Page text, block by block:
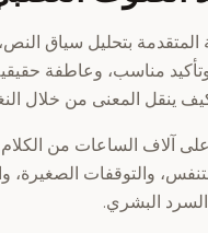
المتقدمة بتحليل سياق
مناسب، وعاطفة
ينقل المعنى من خلال
آلاف الساعات من الكلام
والتوقفات الصغيرة،
البشري.